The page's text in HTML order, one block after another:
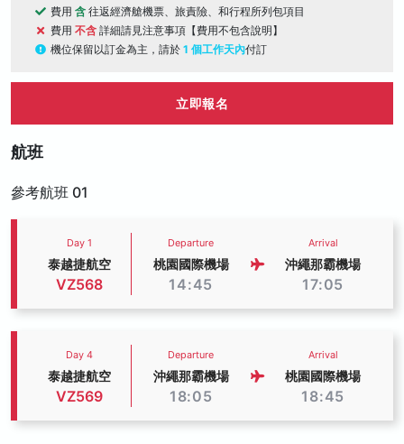
費用 含 往返經濟艙機票、旅責險、和行程所列包項目
費用 不含 詳細請見注意事項【費用不包含說明】
機位保留以訂金為主，請於 1 個工作天內付訂
立即報名
航班
參考航班 01
Day 1
泰越捷航空
VZ568
Departure
桃園國際機場
14:45
Arrival
沖繩那霸機場
17:05
Day 4
泰越捷航空
VZ569
Departure
沖繩那霸機場
18:05
Arrival
桃園國際機場
18:45